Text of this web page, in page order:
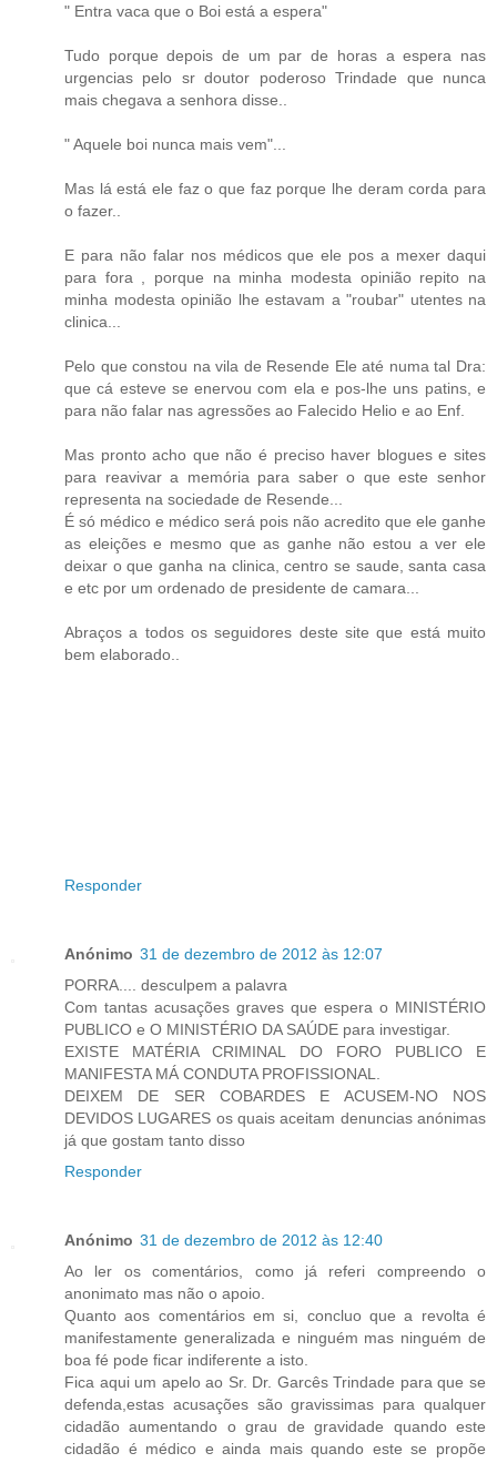
" Entra vaca que o Boi está a espera"
Tudo porque depois de um par de horas a espera nas
urgencias pelo sr doutor poderoso Trindade que nunca
mais chegava a senhora disse..
" Aquele boi nunca mais vem"...
Mas lá está ele faz o que faz porque lhe deram corda para
o fazer..
E para não falar nos médicos que ele pos a mexer daqui
para fora , porque na minha modesta opinião repito na
minha modesta opinião lhe estavam a "roubar" utentes na
clinica...
Pelo que constou na vila de Resende Ele até numa tal Dra:
que cá esteve se enervou com ela e pos-lhe uns patins, e
para não falar nas agressões ao Falecido Helio e ao Enf.
Mas pronto acho que não é preciso haver blogues e sites
para reavivar a memória para saber o que este senhor
representa na sociedade de Resende...
É só médico e médico será pois não acredito que ele ganhe
as eleições e mesmo que as ganhe não estou a ver ele
deixar o que ganha na clinica, centro se saude, santa casa
e etc por um ordenado de presidente de camara...
Abraços a todos os seguidores deste site que está muito
bem elaborado..
Responder
Anónimo 31 de dezembro de 2012 às 12:07
PORRA.... desculpem a palavra
Com tantas acusações graves que espera o MINISTÉRIO
PUBLICO e O MINISTÉRIO DA SAÚDE para investigar.
EXISTE MATÉRIA CRIMINAL DO FORO PUBLICO E
MANIFESTA MÁ CONDUTA PROFISSIONAL.
DEIXEM DE SER COBARDES E ACUSEM-NO NOS
DEVIDOS LUGARES os quais aceitam denuncias anónimas
já que gostam tanto disso
Responder
Anónimo 31 de dezembro de 2012 às 12:40
Ao ler os comentários, como já referi compreendo o
anonimato mas não o apoio.
Quanto aos comentários em si, concluo que a revolta é
manifestamente generalizada e ninguém mas ninguém de
boa fé pode ficar indiferente a isto.
Fica aqui um apelo ao Sr. Dr. Garcês Trindade para que se
defenda,estas acusações são gravissimas para qualquer
cidadão aumentando o grau de gravidade quando este
cidadão é médico e ainda mais quando este se propõe